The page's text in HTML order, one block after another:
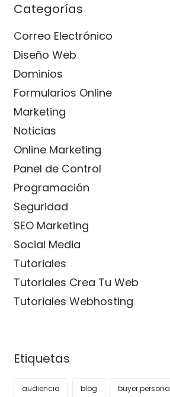
Categorías
Correo Electrónico
Diseño Web
Dominios
Formularios Online
Marketing
Noticias
Online Marketing
Panel de Control
Programación
Seguridad
SEO Marketing
Social Media
Tutoriales
Tutoriales Crea Tu Web
Tutoriales Webhosting
Etiquetas
audiencia blog buyer persona